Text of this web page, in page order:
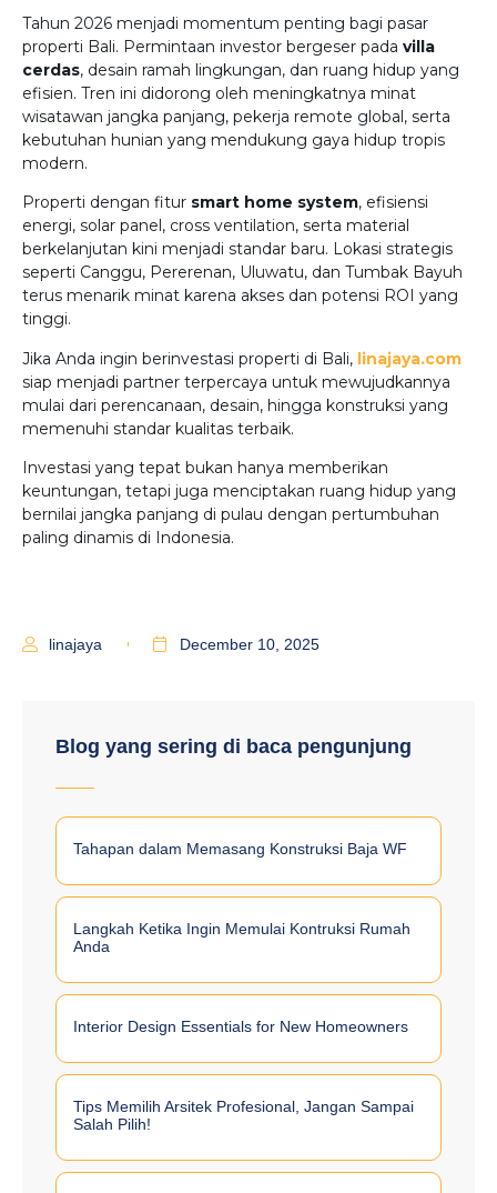
Tahun 2026 menjadi momentum penting bagi pasar
properti Bali. Permintaan investor bergeser pada villa
cerdas, desain ramah lingkungan, dan ruang hidup yang
efisien. Tren ini didorong oleh meningkatnya minat
wisatawan jangka panjang, pekerja remote global, serta
kebutuhan hunian yang mendukung gaya hidup tropis
modern.
Properti dengan fitur smart home system, efisiensi
energi, solar panel, cross ventilation, serta material
berkelanjutan kini menjadi standar baru. Lokasi strategis
seperti Canggu, Pererenan, Uluwatu, dan Tumbak Bayuh
terus menarik minat karena akses dan potensi ROI yang
tinggi.
Jika Anda ingin berinvestasi properti di Bali, linajaya.com
siap menjadi partner terpercaya untuk mewujudkannya
mulai dari perencanaan, desain, hingga konstruksi yang
memenuhi standar kualitas terbaik.
Investasi yang tepat bukan hanya memberikan
keuntungan, tetapi juga menciptakan ruang hidup yang
bernilai jangka panjang di pulau dengan pertumbuhan
paling dinamis di Indonesia.
linajaya December 10, 2025
Blog yang sering di baca pengunjung
Tahapan dalam Memasang Konstruksi Baja WF
Langkah Ketika Ingin Memulai Kontruksi Rumah
Anda
Interior Design Essentials for New Homeowners
Tips Memilih Arsitek Profesional, Jangan Sampai
Salah Pilih!